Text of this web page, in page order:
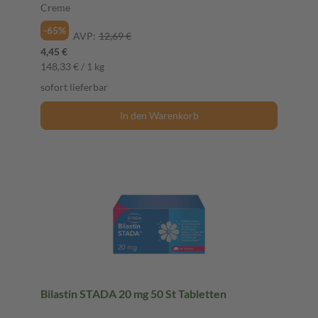
Creme
-65%
AVP: 12,69 €
4,45 €
148,33 € / 1 kg
sofort lieferbar
In den Warenkorb
Bilastin STADA 20 mg 50 St Tabletten